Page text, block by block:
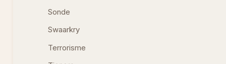
Sonde
Swaarkry
Terrorisme